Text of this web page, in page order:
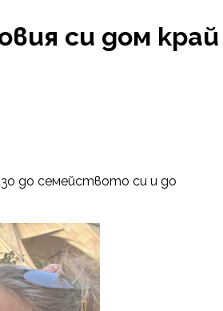
си дом край
до семейството си и до